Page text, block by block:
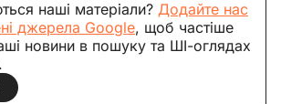
наші матеріали? Додайте нас
джерела Google, щоб частіше
новини в пошуку та ШІ-оглядах